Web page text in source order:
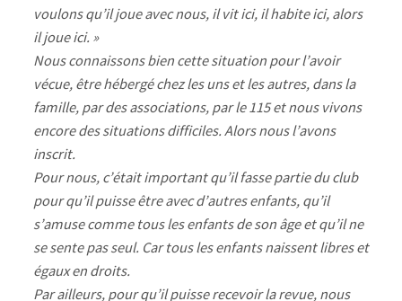
voulons qu’il joue avec nous, il vit ici, il habite ici, alors
il joue ici. »
Nous connaissons bien cette situation pour l’avoir
vécue, être hébergé chez les uns et les autres, dans la
famille, par des associations, par le 115 et nous vivons
encore des situations difficiles. Alors nous l’avons
inscrit.
Pour nous, c’était important qu’il fasse partie du club
pour qu’il puisse être avec d’autres enfants, qu’il
s’amuse comme tous les enfants de son âge et qu’il ne
se sente pas seul. Car tous les enfants naissent libres et
égaux en droits.
Par ailleurs, pour qu’il puisse recevoir la revue, nous